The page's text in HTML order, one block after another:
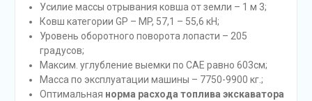
Усилие массы отрывания ковша от земли – 1 м 3;
Ковш категории GP – MP, 57,1 – 55,6 кН;
Уровень оборотного поворота лопасти – 205
градусов;
Максим. углубление выемки по САЕ равно 603см;
Масса по эксплуатации машины – 7750-9900 кг.;
Оптимальная норма расхода топлива экскаватора